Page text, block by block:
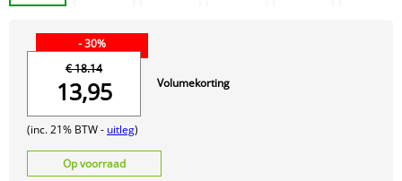
- 30%
€ 18.14
13,95
(inc. 21% BTW - uitleg)
Volumekorting
Op voorraad